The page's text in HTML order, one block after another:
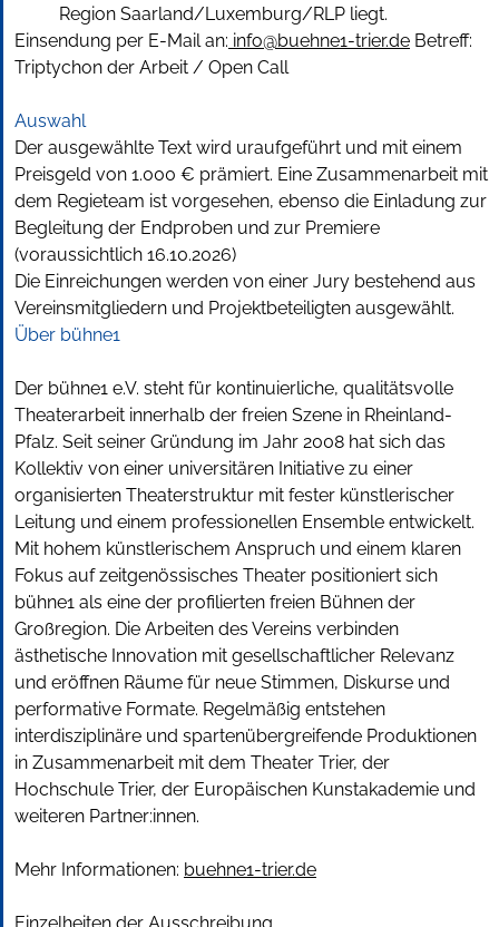
Region Saarland/Luxemburg/RLP liegt.
Einsendung per E-Mail an: info@buehne1-trier.de Betreff:
Triptychon der Arbeit / Open Call
Auswahl
Der ausgewählte Text wird uraufgeführt und mit einem
Preisgeld von 1.000 € prämiert. Eine Zusammenarbeit mit
dem Regieteam ist vorgesehen, ebenso die Einladung zur
Begleitung der Endproben und zur Premiere
(voraussichtlich 16.10.2026)
Die Einreichungen werden von einer Jury bestehend aus
Vereinsmitgliedern und Projektbeteiligten ausgewählt.
Über bühne1
Der bühne1 e.V. steht für kontinuierliche, qualitätsvolle
Theaterarbeit innerhalb der freien Szene in Rheinland-
Pfalz. Seit seiner Gründung im Jahr 2008 hat sich das
Kollektiv von einer universitären Initiative zu einer
organisierten Theaterstruktur mit fester künstlerischer
Leitung und einem professionellen Ensemble entwickelt.
Mit hohem künstlerischem Anspruch und einem klaren
Fokus auf zeitgenössisches Theater positioniert sich
bühne1 als eine der profilierten freien Bühnen der
Großregion. Die Arbeiten des Vereins verbinden
ästhetische Innovation mit gesellschaftlicher Relevanz
und eröffnen Räume für neue Stimmen, Diskurse und
performative Formate. Regelmäßig entstehen
interdisziplinäre und spartenübergreifende Produktionen
in Zusammenarbeit mit dem Theater Trier, der
Hochschule Trier, der Europäischen Kunstakademie und
weiteren Partner:innen.
Mehr Informationen: buehne1-trier.de